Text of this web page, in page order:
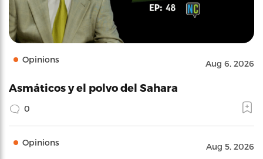
Opinions Aug 6, 2026
Asmáticos y el polvo del Sahara
0
Opinions Aug 5, 2026